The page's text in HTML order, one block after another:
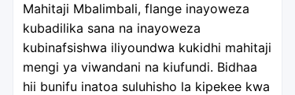
Mahitaji Mbalimbali, flange inayoweza
kubadilika sana na inayoweza
kubinafsishwa iliyoundwa kukidhi mahitaji
mengi ya viwandani na kiufundi. Bidhaa
hii bunifu inatoa suluhisho la kipekee kwa